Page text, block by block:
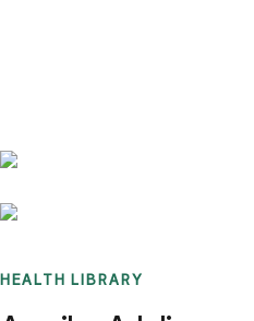
HEALTH LIBRARY